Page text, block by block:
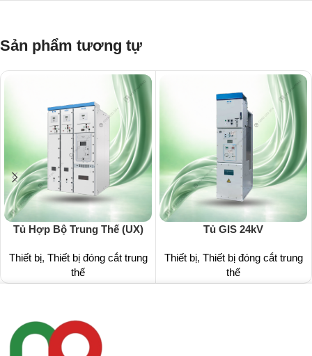
Sản phẩm tương tự
Tủ Hợp Bộ Trung Thế (UX)
Thiết bị, Thiết bị đóng cắt trung
thế
Tủ GIS 24kV
Thiết bị, Thiết bị đóng cắt trung
thế